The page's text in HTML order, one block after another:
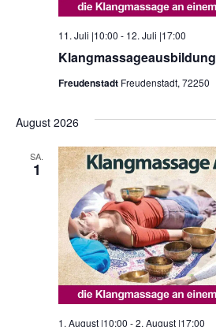
Klangmassageausbildung
11. Juli |10:00 - 12. Juli |17:00
Freudenstadt Freudenstadt, 72250
August 2026
SA.
1
1. August |10:00 -2. August |17:00